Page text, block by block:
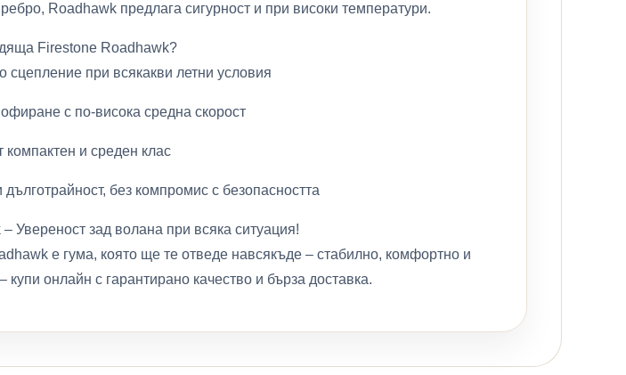
Roadhawk предлага сигурност и при високи температури.
Firestone Roadhawk?
сцепление при всякакви летни условия
с по-висока средна скорост
и среден клас
без компромис с безопасността
Увереност зад волана при всяка ситуация!
е гума, която ще те отведе навсякъде – стабилно, комфортно и
онлайн с гарантирано качество и бърза доставка.